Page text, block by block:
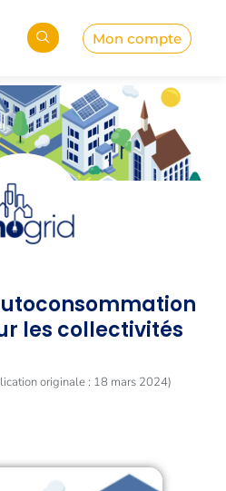
Mon compte
les collectivités
originale : 18 mars 2024)